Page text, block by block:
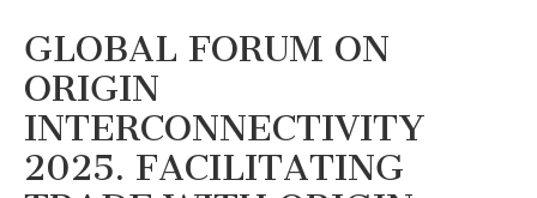
GLOBAL FORUM ON
ORIGIN
INTERCONNECTIVITY
2025. FACILITATING